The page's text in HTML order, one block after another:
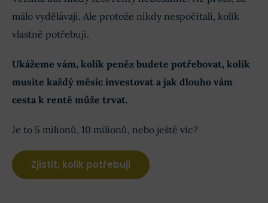
málo vydělávají. Ale protože nikdy nespočítali, kolik
vlastně potřebují.
Ukážeme vám, kolik peněz budete potřebovat, kolik
musíte každý měsíc investovat a jak dlouho vám
cesta k rentě může trvat.
Je to 5 milionů, 10 milionů, nebo ještě víc?
Zjistit, kolik potřebuji